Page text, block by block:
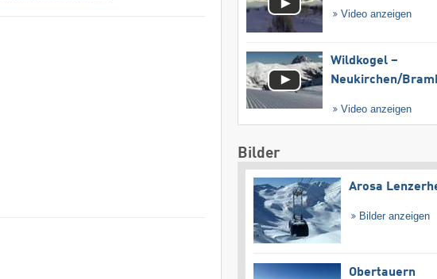
Video anzeigen
Wildkogel –
Neukirchen/​
Video anzeigen
Bilder
Arosa
Bilder anzeigen
Obertauern